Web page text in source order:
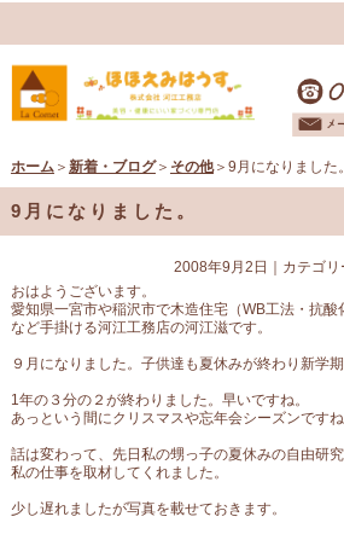
ホーム＞ 新着・ブログ＞ その他＞9月になりました。
9月になりました。
2008年9月2日 ｜カテゴリ
おはようございます。
愛知県一宮市や稲沢市で木造住宅（WB工法・抗
など手掛ける河江工務店の河江滋です。
９月になりました。子供達も夏休みが終わり新学期
1年の３分の２が終わりました。早いですね。
あっという間にクリスマスや忘年会シーズンですね
話は変わって、先日私の甥っ子の夏休みの自由研究
私の仕事を取材してくれました。
少し遅れましたが写真を載せておきます。